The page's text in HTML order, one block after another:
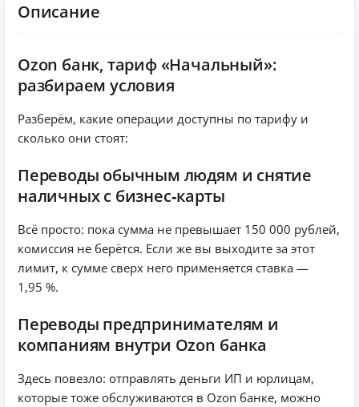
Описание
Ozon банк, тариф «Начальный»:
разбираем условия
Разберём, какие операции доступны по тарифу и
сколько они стоят:
Переводы обычным людям и снятие
наличных с бизнес‑карты
Всё просто: пока сумма не превышает 150 000 рублей,
комиссия не берётся. Если же вы выходите за этот
лимит, к сумме сверх него применяется ставка —
1,95 %.
Переводы предпринимателям и
компаниям внутри Ozon банка
Здесь повезло: отправлять деньги ИП и юрлицам,
которые тоже обслуживаются в Ozon банке, можно